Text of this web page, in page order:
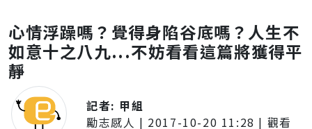
心情浮躁嗎？覺得身陷谷底嗎？人生不
如意十之八九...不妨看看這篇將獲得平
靜
記者: 甲組
勵志感人 | 2017-10-20 11:28 | 觀看